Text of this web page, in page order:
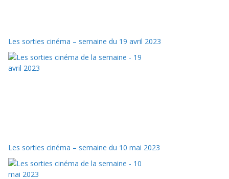
Les sorties cinéma – semaine du 19 avril 2023
Les sorties cinéma – semaine du 10 mai 2023